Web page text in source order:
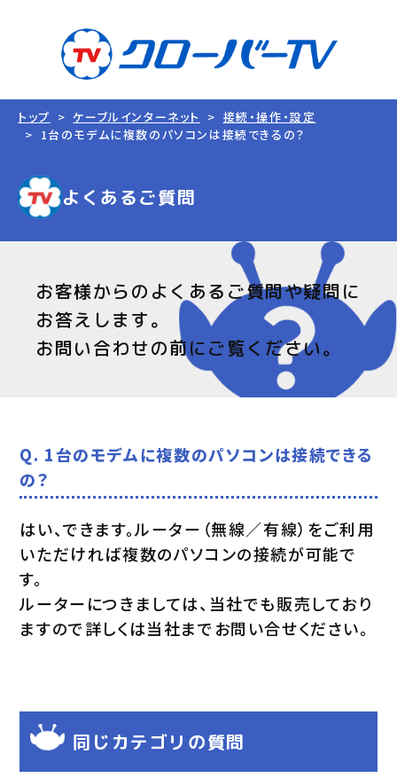
トップ ケーブルインターネット
接続・操作・設定
1台のモデムに複数のパソコンは接続できるの？
よくあるご質問
お客様からのよくあるご質問や疑問に
お答えします。
お問い合わせの前にご覧ください。
Q. 1台のモデムに複数のパソコンは接続できる
の？
はい、できます。ルーター（無線／有線）をご利用
いただければ複数のパソコンの接続が可能で
す。
ルーターにつきましては、当社でも販売しており
ますので詳しくは当社までお問い合せください。
同じカテゴリの質問